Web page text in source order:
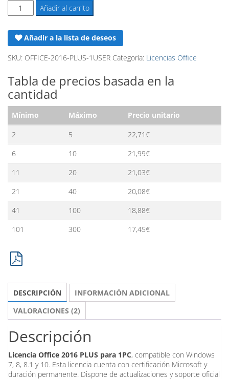
Licencia
Office
2016
PLUS
-
1PC
cantidad
Añadir al carrito
Añadir a la lista de deseos
SKU: OFFICE-2016-PLUS-1USER Categoría: Licencias Office
Tabla de precios basada en la
cantidad
Mínimo Máximo
Precio unitario
2
5 22,71€
6
10 21,99€
11
20 21,03€
21
40 20,08€
41
100 18,88€
101
300 17,45€
DESCRIPCIÓN
INFORMACIÓN ADICIONAL
VALORACIONES (2)
Descripción
Licencia Office 2016 PLUS para 1PC, compatible con Windows
7, 8, 8.1 y 10. Esta licencia cuenta con certificación Microsoft y
duración permanente. Dispone de actualizaciones y soporte oficial